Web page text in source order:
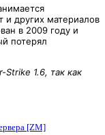
и других материалов
в 2009 году и
потерял
1.6, так как
[ZM]